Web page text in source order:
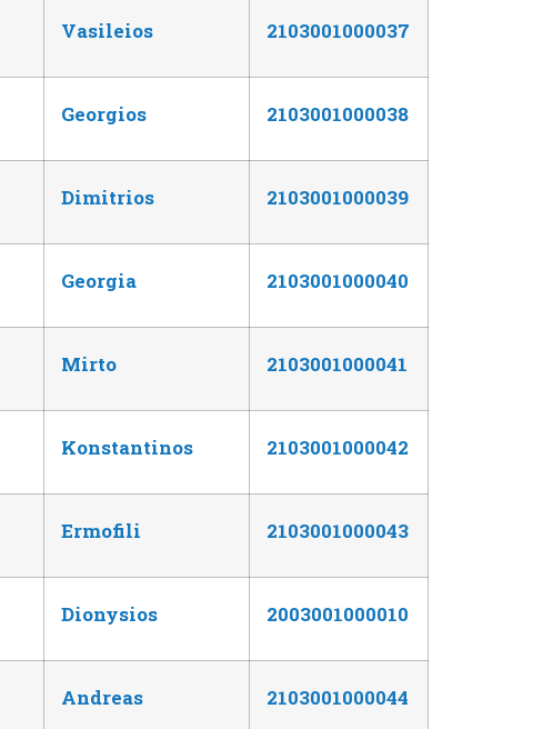
Vasileios 2103001000037
Georgios 2103001000038
Dimitrios 2103001000039
Georgia 2103001000040
Mirto 2103001000041
Konstantinos 2103001000042
Ermofili 2103001000043
Dionysios 2003001000010
Andreas 2103001000044